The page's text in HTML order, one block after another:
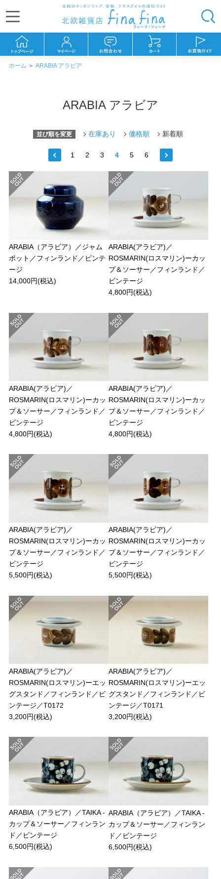
ホーム ＞ ARABIA アラビア
ARABIA アラビア
並び順を変更 在庫あり 価格順 新着順
1 2 3 4 5 6
ARABIA（アラビア）／ジャム
ポット／フィンランド／ビンテ
ージ
14,000円(税込)
ARABIA(アラビア)／
ROSMARIN(ロスマリン)ーカッ
プ＆ソーサー／フィンランド／
ビンテージ
4,800円(税込)
ARABIA(アラビア)／
ROSMARIN(ロスマリン)ーカッ
プ＆ソーサー／フィンランド／
ビンテージ
4,800円(税込)
ARABIA(アラビア)／
ROSMARIN(ロスマリン)ーカッ
プ＆ソーサー／フィンランド／
ビンテージ
4,800円(税込)
ARABIA(アラビア)／
ROSMARIN(ロスマリン)ーカッ
プ＆ソーサー／フィンランド／
ビンテージ
5,500円(税込)
ARABIA(アラビア)／
ROSMARIN(ロスマリン)ーカッ
プ＆ソーサー／フィンランド／
ビンテージ
5,500円(税込)
ARABIA(アラビア)／
ROSMARIN(ロスマリン)ーエッ
グスタンド／フィンランド／ビ
ンテージ／T0172
3,200円(税込)
ARABIA(アラビア)／
ROSMARIN(ロスマリン)ーエッ
グスタンド／フィンランド／ビ
ンテージ／T0171
3,200円(税込)
ARABIA（アラビア）／TAIKA -
カップ＆ソーサー／フィンラン
ド／ビンテージ
6,500円(税込)
ARABIA（アラビア）／TAIKA -
カップ＆ソーサー／フィンラン
ド／ビンテージ
6,500円(税込)